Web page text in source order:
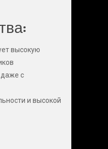
высокую
даже с
и высокой